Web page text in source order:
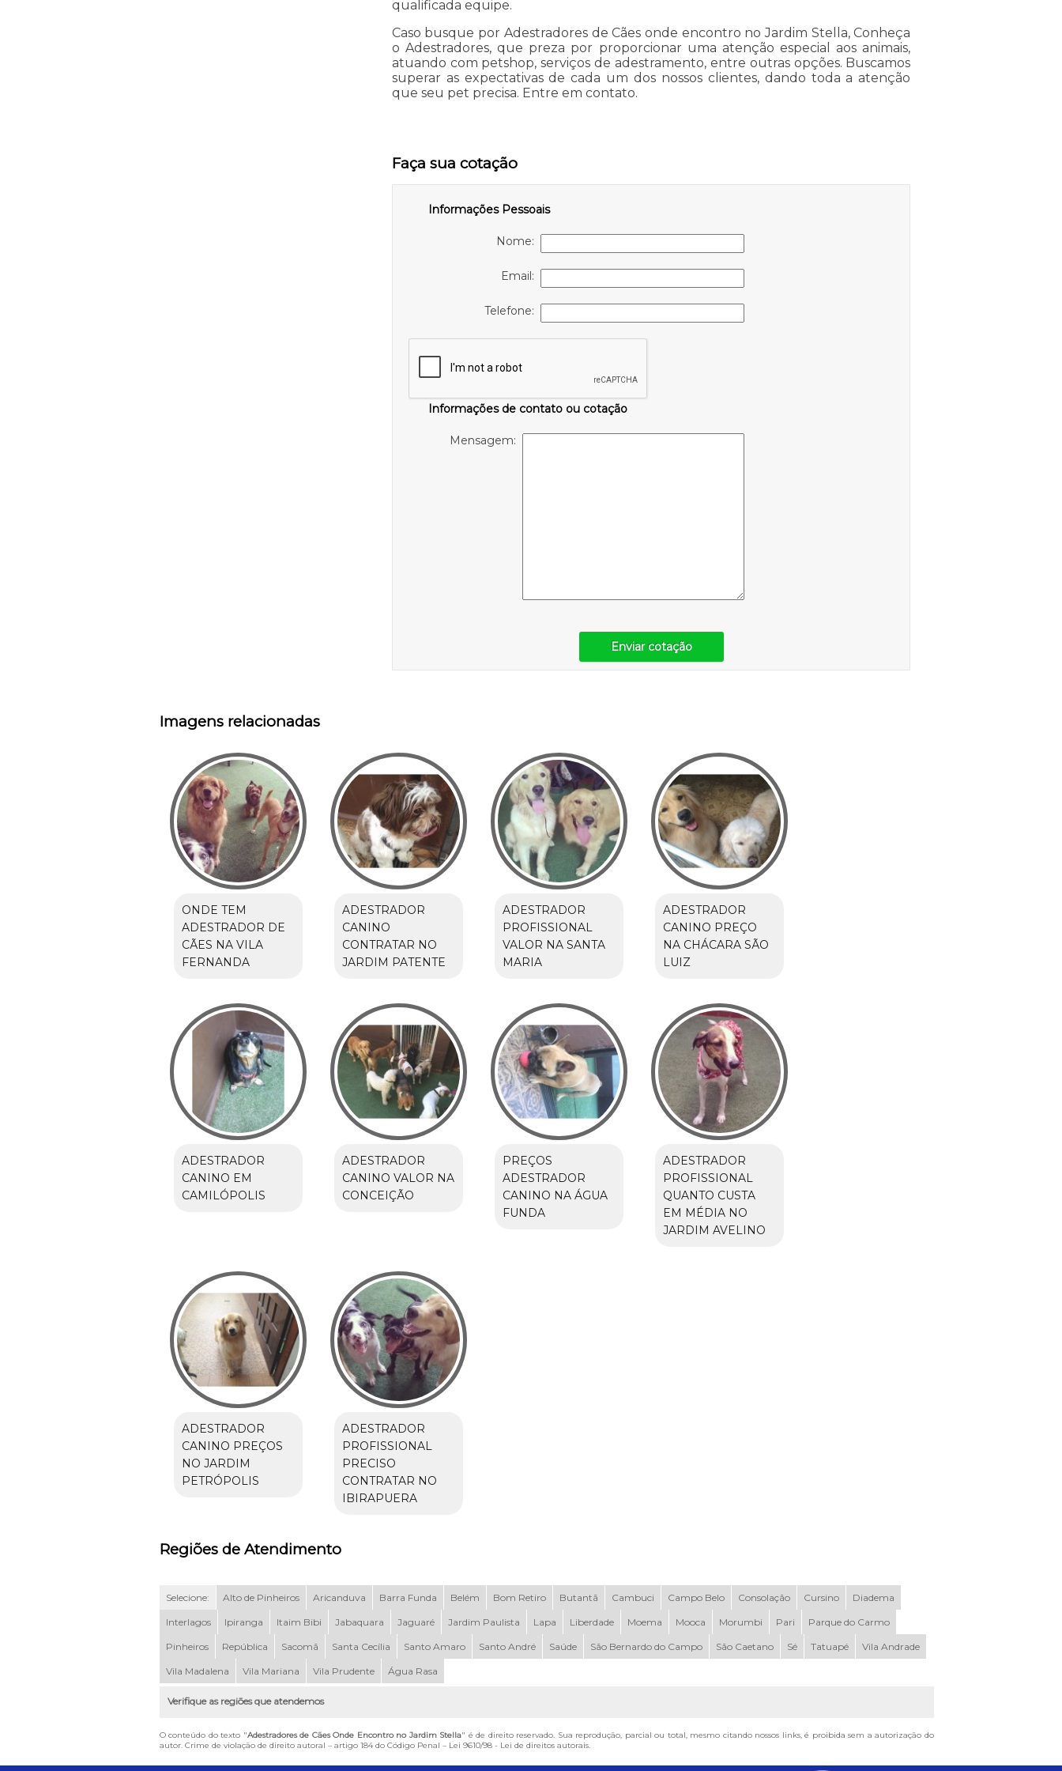
qualificada equipe.
Caso busque por Adestradores de Cães onde encontro no Jardim Stella, Conheça
o Adestradores, que preza por proporcionar uma atenção especial aos animais,
atuando com petshop, serviços de adestramento, entre outras opções. Buscamos
superar as expectativas de cada um dos nossos clientes, dando toda a atenção
que seu pet precisa. Entre em contato.
Faça sua cotação
Informações Pessoais
Nome:
Email:
Telefone:
Informações de contato ou cotação
Mensagem:
Enviar cotação
Imagens relacionadas
ONDE TEM
ADESTRADOR DE
CÃES NA VILA
FERNANDA
ADESTRADOR
CANINO
CONTRATAR NO
JARDIM PATENTE
ADESTRADOR
PROFISSIONAL
VALOR NA SANTA
MARIA
ADESTRADOR
CANINO PREÇO
NA CHÁCARA SÃO
LUIZ
ADESTRADOR
CANINO EM
CAMILÓPOLIS
ADESTRADOR
CANINO VALOR NA
CONCEIÇÃO
PREÇOS
ADESTRADOR
CANINO NA ÁGUA
FUNDA
ADESTRADOR
PROFISSIONAL
QUANTO CUSTA
EM MÉDIA NO
JARDIM AVELINO
ADESTRADOR
CANINO PREÇOS
NO JARDIM
PETRÓPOLIS
ADESTRADOR
PROFISSIONAL
PRECISO
CONTRATAR NO
IBIRAPUERA
Regiões de Atendimento
Selecione: Alto de Pinheiros Aricanduva Barra Funda Belém Bom Retiro Butantã Cambuci Campo Belo Consolação Cursino Diadema
Interlagos Ipiranga Itaim Bibi Jabaquara Jaguaré Jardim Paulista Lapa Liberdade Moema Mooca Morumbi Pari Parque do Carmo
Pinheiros República Sacomã Santa Cecília Santo Amaro Santo André Saúde São Bernardo do Campo São Caetano Sé Tatuapé Vila Andrade
Vila Madalena Vila Mariana Vila Prudente Água Rasa
Verifique as regiões que atendemos
O conteúdo do texto "Adestradores de Cães Onde Encontro no Jardim Stella" é de direito reservado. Sua reprodução, parcial ou total, mesmo citando nossos links, é proibida sem a autorização do
autor. Crime de violação de direito autoral – artigo 184 do Código Penal – Lei 9610/98 - Lei de direitos autorais.